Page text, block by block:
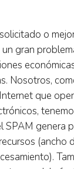
o
gran
Nosotros,
que
SPAM genera
(ancho